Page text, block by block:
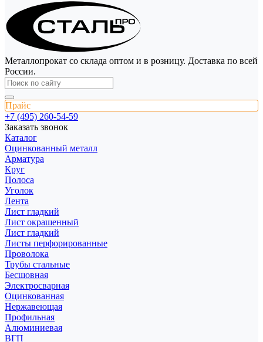
Металлопрокат со склада оптом и в розницу. Доставка по всей
России.
Прайс
+7 (495) 260-54-59
Заказать звонок
Каталог
Оцинкованный металл
Арматура
Круг
Полоса
Уголок
Лента
Лист гладкий
Лист окрашенный
Лист гладкий
Листы перфорированные
Проволока
Трубы стальные
Бесшовная
Электросварная
Оцинкованная
Нержавеющая
Профильная
Алюминиевая
ВГП